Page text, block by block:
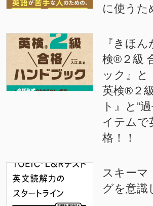
に使うた
『きほ
検®２級
ック』と
英検®２
ト』と”
イテムで
格！！
スキーマ
グを意識